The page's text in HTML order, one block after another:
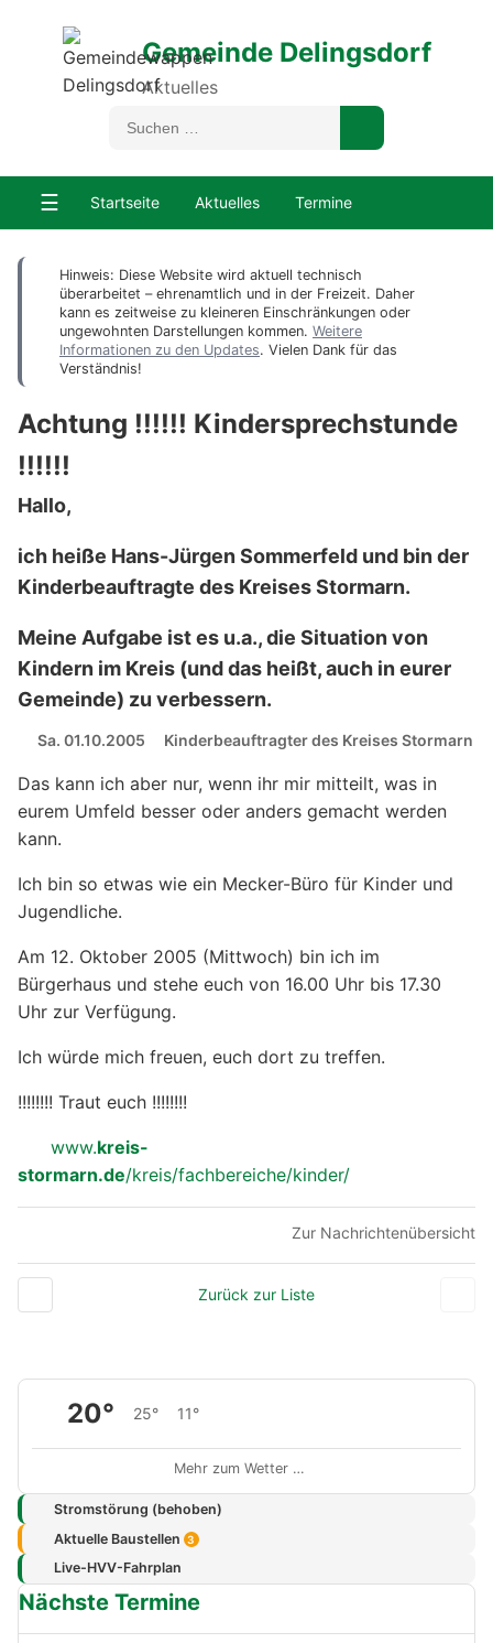
Gemeinde Delingsdorf
Aktuelles
☰ Startseite Aktuelles Termine
Hinweis: Diese Website wird aktuell technisch
überarbeitet – ehrenamtlich und in der Freizeit. Daher
kann es zeitweise zu kleineren Einschränkungen oder
ungewohnten Darstellungen kommen. Weitere
Informationen zu den Updates. Vielen Dank für das
Verständnis!
Achtung !!!!!! Kindersprechstunde
!!!!!!
Hallo,
ich heiße Hans-Jürgen Sommerfeld und bin der
Kinderbeauftragte des Kreises Stormarn.
Meine Aufgabe ist es u.a., die Situation von
Kindern im Kreis (und das heißt, auch in eurer
Gemeinde) zu verbessern.
Sa. 01.10.2005 Kinderbeauftragter des Kreises Stormarn
Das kann ich aber nur, wenn ihr mir mitteilt, was in
eurem Umfeld besser oder anders gemacht werden
kann.
Ich bin so etwas wie ein Mecker-Büro für Kinder und
Jugendliche.
Am 12. Oktober 2005 (Mittwoch) bin ich im
Bürgerhaus und stehe euch von 16.00 Uhr bis 17.30
Uhr zur Verfügung.
Ich würde mich freuen, euch dort zu treffen.
!!!!!!!! Traut euch !!!!!!!!
www.kreis-
stormarn.de/kreis/fachbereiche/kinder/
Zur Nachrichtenübersicht
Zurück zur Liste
20° 25° 11°
Mehr zum Wetter …
Stromstörung (behoben)
Aktuelle Baustellen 3
Live-HVV-Fahrplan
Nächste Termine